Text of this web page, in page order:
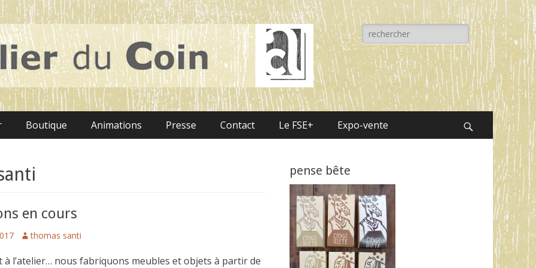
ciel Rechercher :
Boutique Animations Presse Contact Le FSE+ Expo-vente Recherche
en cours
Author
thomas santi
à l’atelier… nous fabriquons meubles et objets à partir de
pense bête